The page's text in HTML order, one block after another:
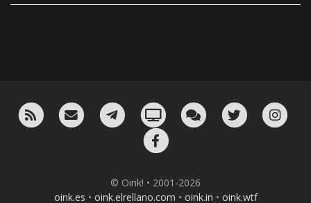
RSS ¡Mándame un email!¡Nuestro canal en Telegram!
Oink! TV Charla con nosotros
Twitter
© Oink! • 2001-2026
oink.es • oink.elrellano.com • oink.in • oink.wtf